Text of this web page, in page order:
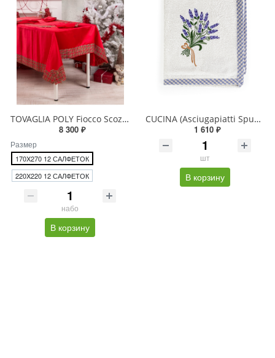
TOVAGLIA POLY Fiocco Scozzese Набор скатерть и салфетки
8 300 ₽
Размер
170X270 12 САЛФЕТОК
220X220 12 САЛФЕТОК
набо
В корзину
CUCINA (Asciugapiatti Spugna) Полотенце кухонное махр.
1 610 ₽
шт
В корзину